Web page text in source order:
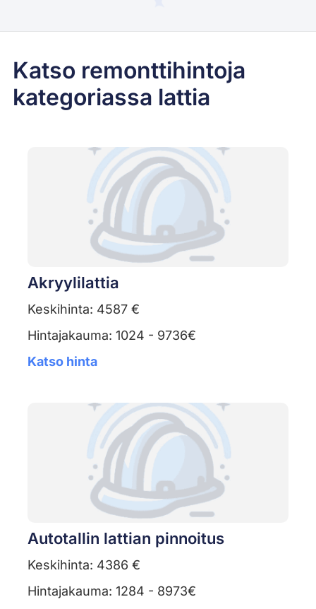
Katso remonttihintoja
kategoriassa lattia
Akryylilattia
Keskihinta: 4587 €
Hintajakauma: 1024 - 9736€
Katso hinta
Autotallin lattian pinnoitus
Keskihinta: 4386 €
Hintajakauma: 1284 - 8973€